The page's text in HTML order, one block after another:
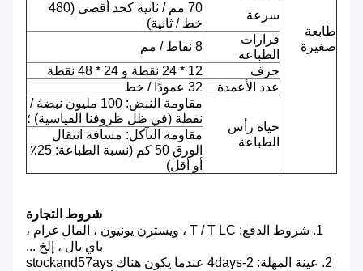
طابعة
صغيرة
سرعة
70 مم / ثانية كحد أقصى (480
خط / ثانية)
قرارات
الطباعة
8 نقاط / مم
حرف
12 * 24 نقطة و 24 * 48 نقطة
عدد الأعمدة
32 عمودًا / خط
حياة رأس
الطباعة
مقاومة النبض: 100 مليون نبضة /
نقطة (في ظل ظروفنا القياسية) ؛
مقاومة التآكل: مسافة انتقال
الورق 50 كم (نسبة الطباعة: 25٪
أو أقل)
شروط التجارة
1. شروط الدفع: T / T LC ، ويسترن يونيون ، المال غرام ،
باي بال ، إلخ ...
2. عينة المهلة: 2-4days عندما يكون هناك stockand57ays